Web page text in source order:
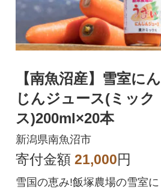
【南魚沼産】雪室にん
じんジュース(ミック
ス)200ml×20本
新潟県南魚沼市
寄付金額 21,000円
雪国の恵み!飯塚農場の雪室に